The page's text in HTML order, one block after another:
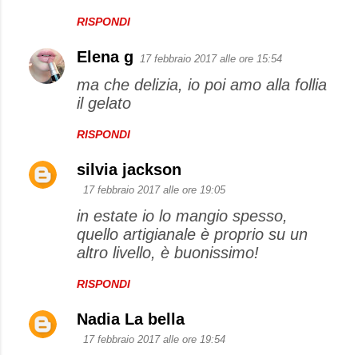
RISPONDI
Elena g 17 febbraio 2017 alle ore 15:54
ma che delizia, io poi amo alla follia
il gelato
RISPONDI
silvia jackson
17 febbraio 2017 alle ore 19:05
in estate io lo mangio spesso,
quello artigianale è proprio su un
altro livello, è buonissimo!
RISPONDI
Nadia La bella
17 febbraio 2017 alle ore 19:54